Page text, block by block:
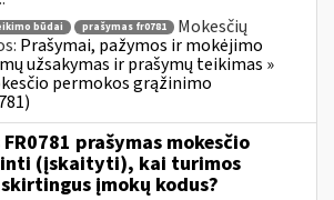
būdai prašymas fr0781
Mokesčių
Prašymai, pažymos ir mokėjimo
užsakymas ir prašymų teikimas »
permokos grąžinimo
prašymas mokesčio
(įskaityti), kai turimos
įmokų kodus?